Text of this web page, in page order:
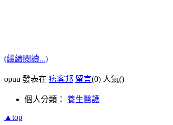
(繼續閱讀...)
opuu 發表在 痞客邦 留言(0) 人氣()
個人分類： 養生醫護
▲top